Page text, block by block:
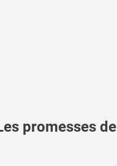
promesses de